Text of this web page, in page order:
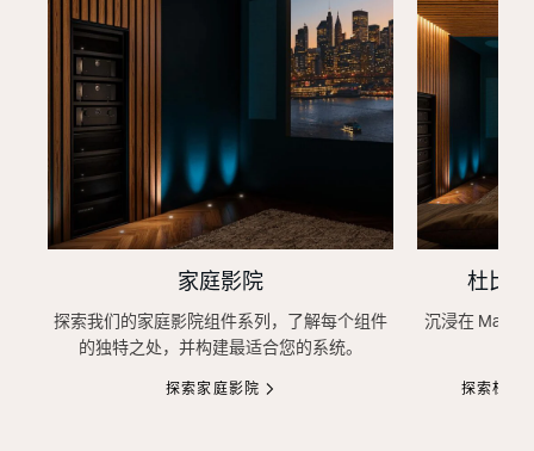
家庭影院
探索我们的家庭影院组件系列，了解每个组件
的独特之处，并构建最适合您的系统。
探索家庭影院
杜比
沉浸在
探索杜比